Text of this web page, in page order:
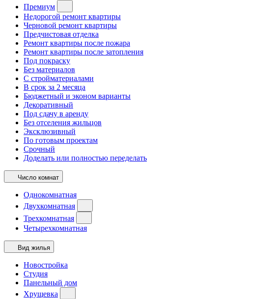
Премиум
Недорогой ремонт квартиры
Черновой ремонт квартиры
Предчистовая отделка
Ремонт квартиры после пожара
Ремонт квартиры после затопления
Под покраску
Без материалов
С стройматериалами
В срок за 2 месяца
Бюджетный и эконом варианты
Декоративный
Под сдачу в аренду
Без отселения жильцов
Эксклюзивный
По готовым проектам
Срочный
Доделать или полностью переделать
Число комнат
Однокомнатная
Двухкомнатная
Трехкомнатная
Четырехкомнатная
Вид жилья
Новостройка
Студия
Панельный дом
Хрущевка